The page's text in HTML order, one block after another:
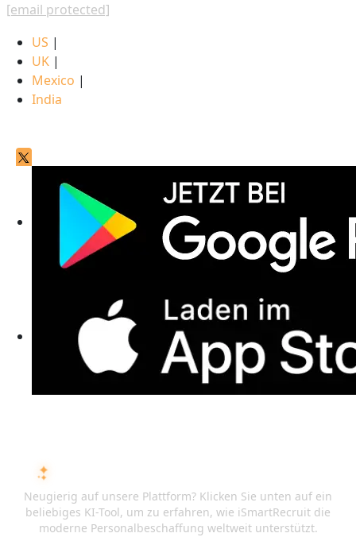
[email protected]
US |
UK |
Mexico |
India
Neugierig auf unsere Plattform? Klicken Sie unten auf ein
beliebiges KI-Tool, um zu erfahren, wie iSmartRecruit die
moderne Personalbeschaffung weltweit unterstützt.